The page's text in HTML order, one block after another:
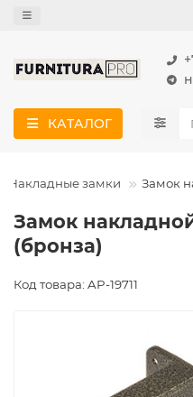
КАТАЛОГ
Накладные замки Замок
Замок
(бронза)
Код товара: AP-19711